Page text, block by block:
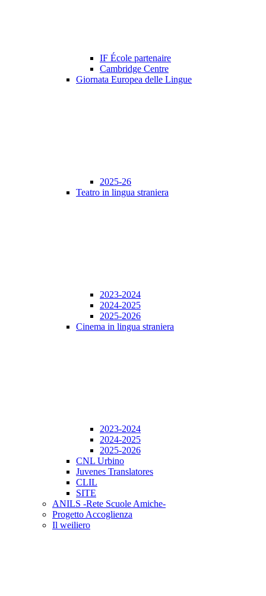
IF École partenaire
Cambridge Centre
Giornata Europea delle Lingue
2025-26
Teatro in lingua straniera
2023-2024
2024-2025
2025-2026
Cinema in lingua straniera
2023-2024
2024-2025
2025-2026
CNL Urbino
Juvenes Translatores
CLIL
SITE
ANILS -Rete Scuole Amiche-
Progetto Accoglienza
Il weiliero